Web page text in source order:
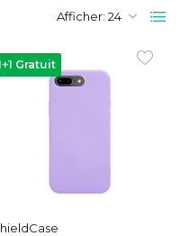
Afficher:
Gratuit